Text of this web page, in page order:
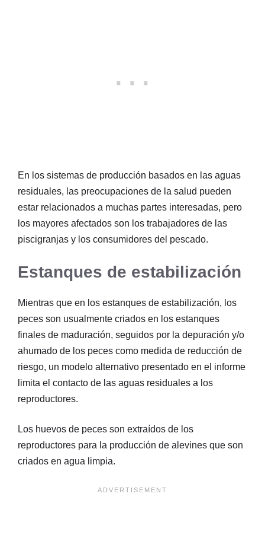
En los sistemas de producción basados en las aguas
residuales, las preocupaciones de la salud pueden
estar relacionados a muchas partes interesadas, pero
los mayores afectados son los trabajadores de las
piscigranjas y los consumidores del pescado.
Estanques de estabilización
Mientras que en los estanques de estabilización, los
peces son usualmente criados en los estanques
finales de maduración, seguidos por la depuración y/o
ahumado de los peces como medida de reducción de
riesgo, un modelo alternativo presentado en el informe
limita el contacto de las aguas residuales a los
reproductores.
Los huevos de peces son extraídos de los
reproductores para la producción de alevines que son
criados en agua limpia.